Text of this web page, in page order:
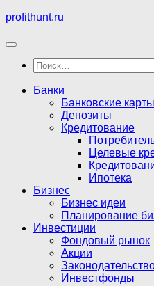
Перейти
содержимому
profithunt.ru
Найти:
Банки
Банковские карты
Депозиты
Кредитование
Целевые
Ипотека
Бизнес
Бизнес идеи
Планирование
Инвестиции
Фондовый рынок
Акции
Инвестфонды